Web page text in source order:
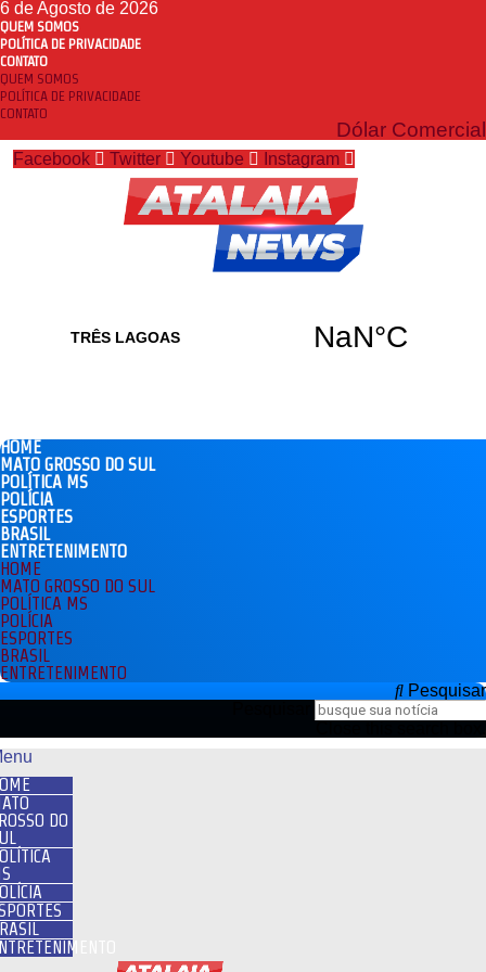
6 de Agosto de 2026
QUEM SOMOS
POLÍTICA DE PRIVACIDADE
CONTATO
QUEM SOMOS
POLÍTICA DE PRIVACIDADE
CONTATO
Dólar Comercial
Facebook Twitter Youtube Instagram
HOME
MATO GROSSO DO SUL
POLÍTICA MS
POLÍCIA
ESPORTES
BRASIL
ENTRETENIMENTO
HOME
MATO GROSSO DO SUL
POLÍTICA MS
POLÍCIA
ESPORTES
BRASIL
ENTRETENIMENTO
Pesquisar
DO